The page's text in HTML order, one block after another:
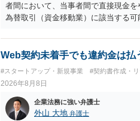
者間において、当事者間で直接現金
為替取引（資金移動業）に該当する
に「利用者から資金を受け取り、寄
アプリの仕組みが利用者と寄付団体
れているのかなど、具体的なサービ
れているアプリについて、資金移動
ビス設計にすれば資金移動業に該当
ビスの仕組みを確認した上で、個別
Web契約未着手でも違約金は払
#スタートアップ・新規事業 #契約書作成・
2026年8月8日
企業法務に強い弁護士
外山 大地 弁護士